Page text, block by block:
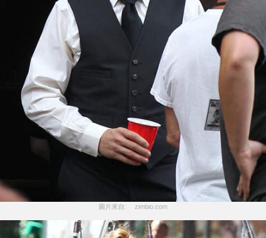
圖片來自: 　zimbio.com